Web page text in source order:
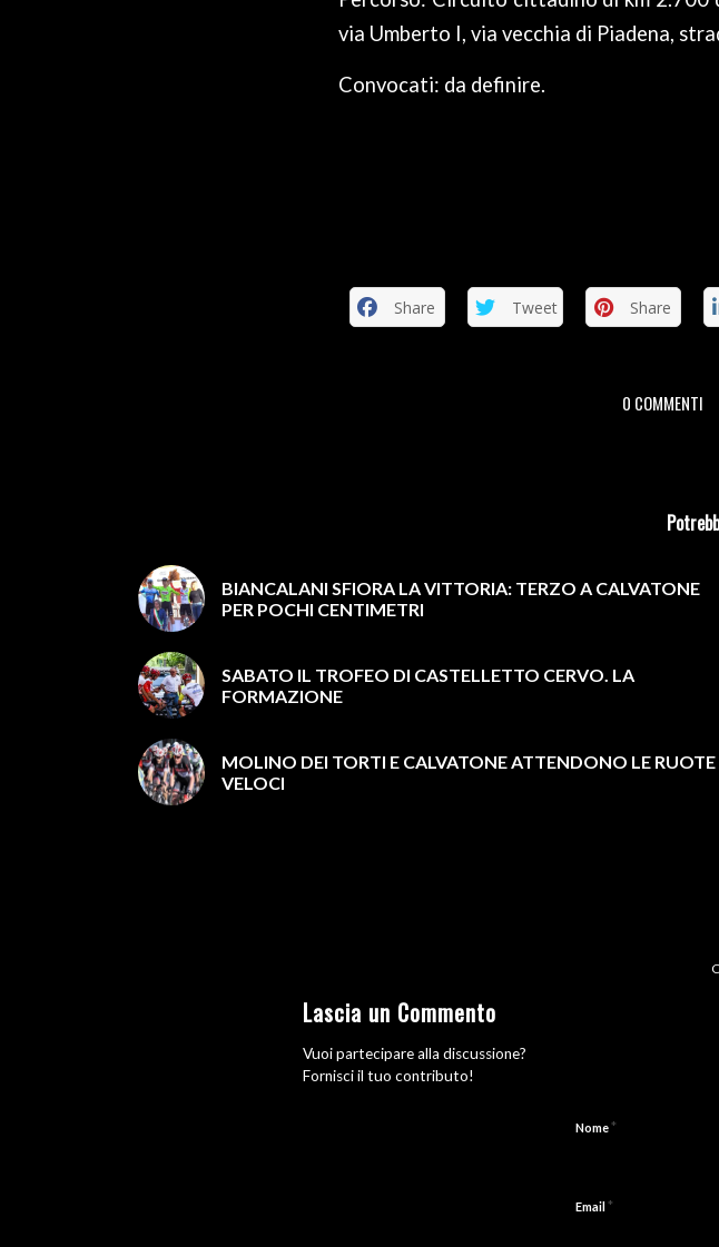
via Umberto I, via vecchia di Piadena,
Convocati: da definire.
Share Tweet Share
0 COMMENTI
/
BIANCALANI SFIORA LA VITTORIA: TERZO A CALVATONE
PER POCHI CENTIMETRI
SABATO IL TROFEO DI CASTELLETTO CERVO. LA
FORMAZIONE
MOLINO DEI TORTI E CALVATONE ATTENDONO LE RUOTE
VELOCI
Lascia un Commento
Vuoi partecipare alla discussione?
Fornisci il tuo contributo!
Nome*
Email*